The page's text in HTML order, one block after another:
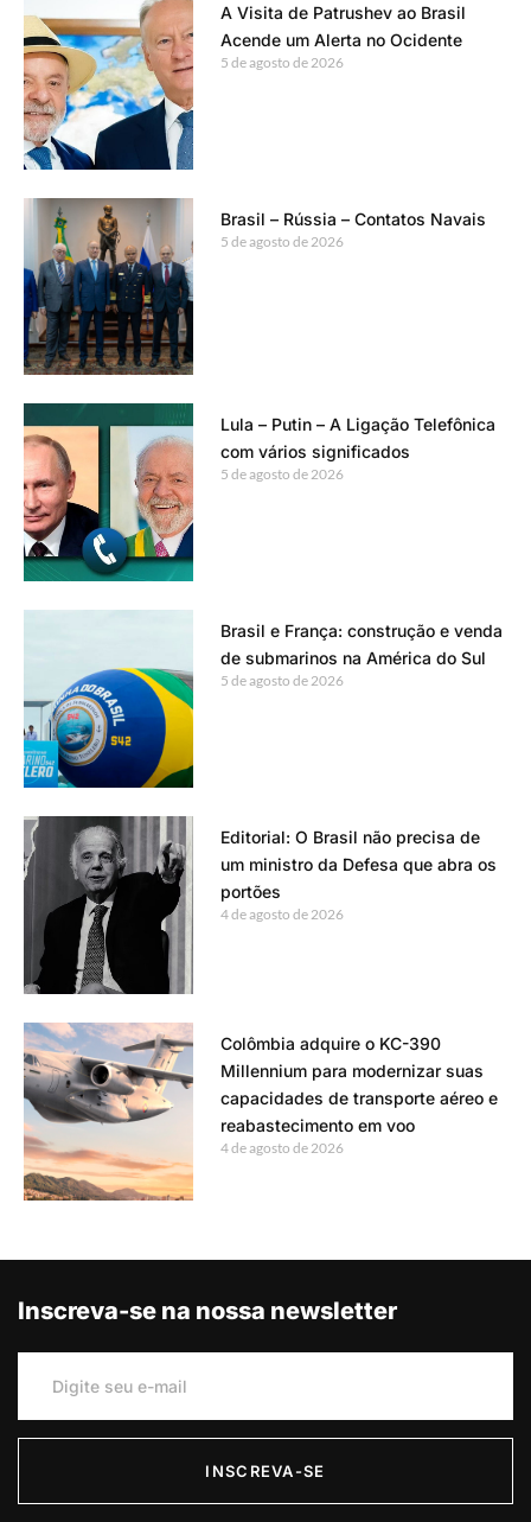
A Visita de Patrushev ao Brasil
Acende um Alerta no Ocidente
5 de agosto de 2026
Brasil – Rússia – Contatos Navais
5 de agosto de 2026
Lula – Putin – A Ligação Telefônica
com vários significados
5 de agosto de 2026
Brasil e França: construção e venda
de submarinos na América do Sul
5 de agosto de 2026
Editorial: O Brasil não precisa de
um ministro da Defesa que abra os
portões
4 de agosto de 2026
Colômbia adquire o KC-390
Millennium para modernizar suas
capacidades de transporte aéreo e
reabastecimento em voo
4 de agosto de 2026
Inscreva-se na nossa newsletter
INSCREVA-SE